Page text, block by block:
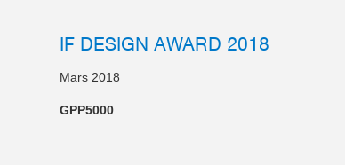
IF DESIGN AWARD 2018
Mars 2018
GPP5000